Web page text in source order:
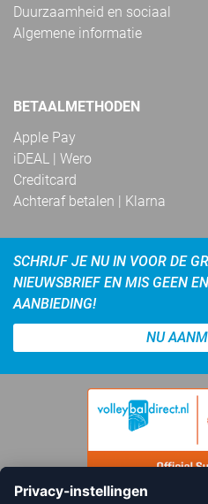
Duurzaamheid en sociaal
Algemene informatie
BETAALMETHODEN
Apple Pay
iDEAL | Wero
Creditcard
Achteraf betalen | Klarna
SCHRIJF JE NU IN VOOR DE
NIEUWSBRIEF EN MIS GEEN
AANBIEDING!
NU